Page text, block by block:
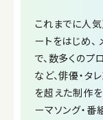
これまでに人
ートをはじめ、
で、数多くのプ
など、俳優・タ
を超えた制作
ーマソング・番